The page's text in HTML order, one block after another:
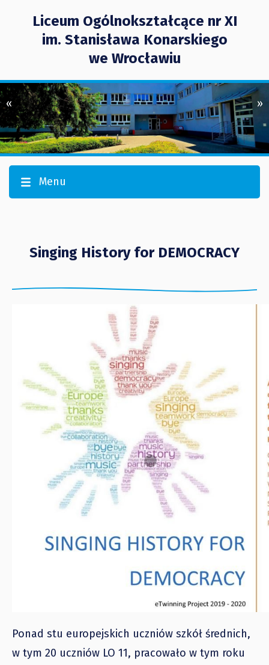
Liceum Ogólnokształcące nr XI
im. Stanisława Konarskiego
we Wrocławiu
« »
Menu
Singing History for DEMOCRACY
Ponad stu europejskich uczniów szkół średnich,
w tym 20 uczniów LO 11, pracowało w tym roku